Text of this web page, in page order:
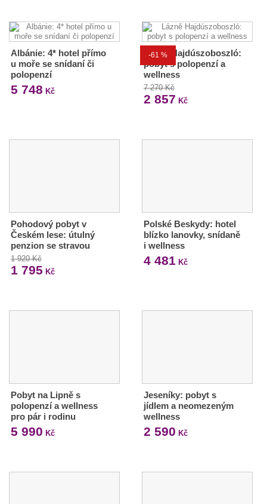
Albánie: 4* hotel přímo
u moře se snídaní či
polopenzí
5 748 Kč
-61 %
Lázně Hajdúszoboszló:
pobyt s polopenzí a
wellness
7 270 Kč
2 857 Kč
Pohodový pobyt v
Českém lese: útulný
penzion se stravou
1 920 Kč
1 795 Kč
Polské Beskydy: hotel
blízko lanovky, snídaně
i wellness
4 481 Kč
Pobyt na Lipně s
polopenzí a wellness
pro pár i rodinu
5 990 Kč
Jeseníky: pobyt s
jídlem a neomezeným
wellness
2 590 Kč